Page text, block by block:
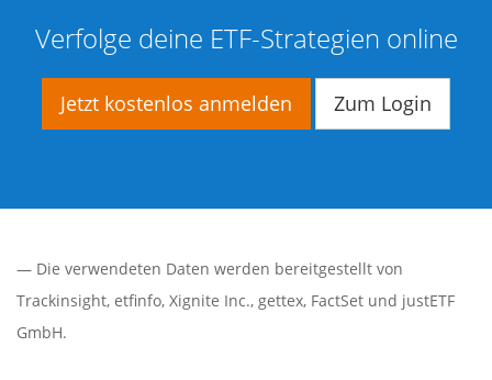
Verfolge deine ETF-Strategien online
Jetzt kostenlos anmelden Zum Login
— Die verwendeten Daten werden bereitgestellt von
Trackinsight, etfinfo, Xignite Inc., gettex, FactSet und justETF
GmbH.